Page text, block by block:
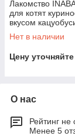
Лакомство
для котят
вкусом
Нет в наличии
Цену уточняйте
О нас
Рейтинг
Менее 5